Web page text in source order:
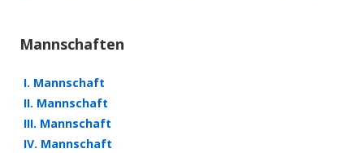
Mannschaften
I. Mannschaft
II. Mannschaft
III. Mannschaft
IV. Mannschaft